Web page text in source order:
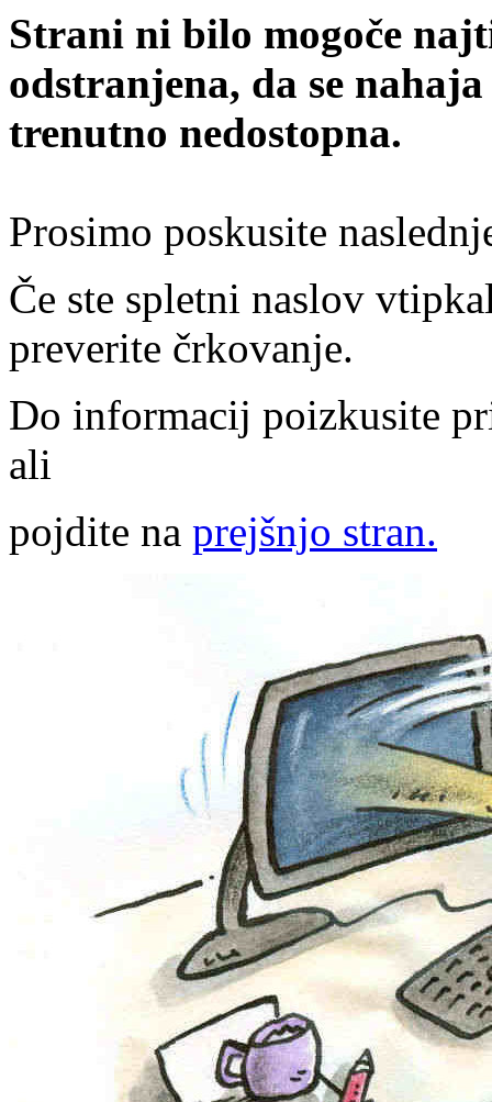
Strani ni bilo mogoče
odstranjena, da se
trenutno nedostopna.
Prosimo poskusite
Če ste spletni naslov
preverite črkovanje.
Do informacij poizkusite
ali
pojdite na prejšnjo stran.